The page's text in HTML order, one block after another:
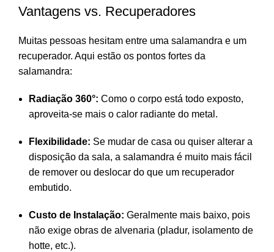
Vantagens vs. Recuperadores
Muitas pessoas hesitam entre uma salamandra e um
recuperador. Aqui estão os pontos fortes da
salamandra:
Radiação 360°: Como o corpo está todo exposto,
aproveita-se mais o calor radiante do metal.
Flexibilidade: Se mudar de casa ou quiser alterar a
disposição da sala, a salamandra é muito mais fácil
de remover ou deslocar do que um recuperador
embutido.
Custo de Instalação: Geralmente mais baixo, pois
não exige obras de alvenaria (pladur, isolamento de
hotte, etc.).